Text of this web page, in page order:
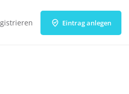
Eintrag anlegen